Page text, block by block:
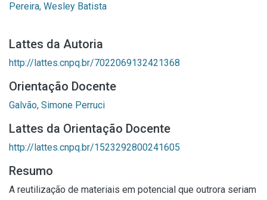
Pereira, Wesley Batista
Lattes da Autoria
http://lattes.cnpq.br/7022069132421368
Orientação Docente
Galvão, Simone Perruci
Lattes da Orientação Docente
http://lattes.cnpq.br/1523292800241605
Resumo
A reutilização de materiais em potencial que outrora seriam